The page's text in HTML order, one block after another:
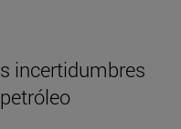
incertidumbres